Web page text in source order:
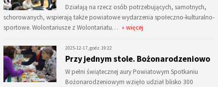
Działają na rzecz osób potrzebujących, samotnych,
schorowanych, wspierają także powiatowe wydarzenia społeczno-kulturalno-
sportowe. Wolontariusze z Wolontariatu… » więcej
2025-12-17, godz. 19:22
Przy jednym stole. Bożonarodzeniowo
W pełni świątecznej aury Powiatowym Spotkaniu
Bożonarodzeniowym wzięło udział blisko 300